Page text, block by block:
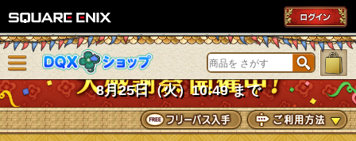
DQXショップ
8月25日（火）10:49 まで
ニューを閉じる